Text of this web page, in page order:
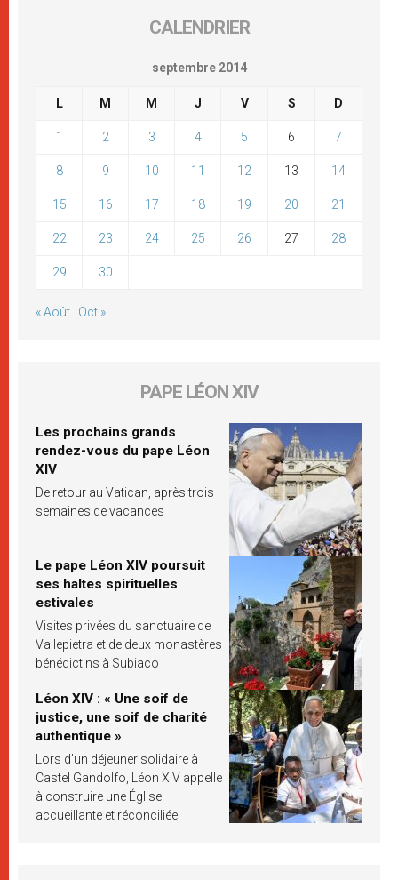
CALENDRIER
septembre 2014
L M M J V S D
1 2 3 4 5 6 7
8 9 10 11 12 13 14
15 16 17 18 19 20 21
22 23 24 25 26 27 28
29 30
« Août Oct »
PAPE LÉON XIV
Les prochains grands
rendez-vous du pape Léon
XIV
De retour au Vatican, après trois
semaines de vacances
Le pape Léon XIV poursuit
ses haltes spirituelles
estivales
Visites privées du sanctuaire de
Vallepietra et de deux monastères
bénédictins à Subiaco
Léon XIV : « Une soif de
justice, une soif de charité
authentique »
Lors d’un déjeuner solidaire à
Castel Gandolfo, Léon XIV appelle
à construire une Église
accueillante et réconciliée